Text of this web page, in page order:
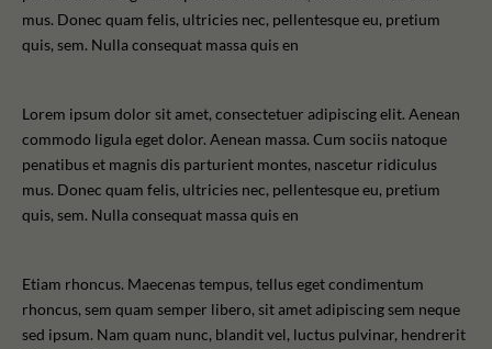
mus. Donec quam felis, ultricies nec, pellentesque eu, pretium
quis, sem. Nulla consequat massa quis en
Lorem ipsum dolor sit amet, consectetuer adipiscing elit. Aenean
commodo ligula eget dolor. Aenean massa. Cum sociis natoque
penatibus et magnis dis parturient montes, nascetur ridiculus
mus. Donec quam felis, ultricies nec, pellentesque eu, pretium
quis, sem. Nulla consequat massa quis en
Etiam rhoncus. Maecenas tempus, tellus eget condimentum
rhoncus, sem quam semper libero, sit amet adipiscing sem neque
sed ipsum. Nam quam nunc, blandit vel, luctus pulvinar, hendrerit